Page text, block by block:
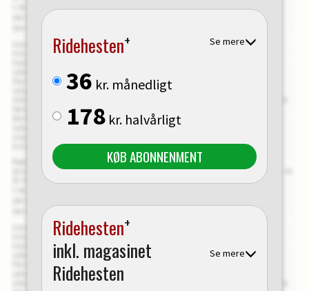
Ridehesten+ Se mere
36 kr. månedligt
178 kr. halvårligt
KØB ABONNENMENT
Ridehesten+
inkl. magasinet
Ridehesten
Se mere